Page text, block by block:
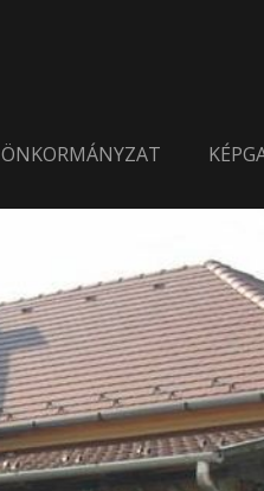
ÖNKORMÁNYZAT